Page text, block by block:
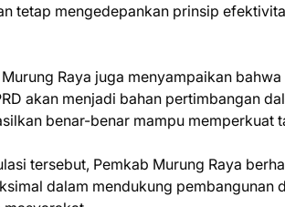
tetap mengedepankan prinsip
Raya juga menyampaikan
akan menjadi bahan pertimbangan
benar-benar mampu memperkuat
tersebut, Pemkab Murung Raya
dalam mendukung pembangunan